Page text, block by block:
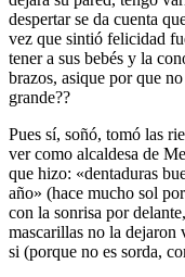
despertar se da cuenta
vez que sintió felicidad
tener a sus bebés y la
brazos, asique por que
grande??
Pues sí, soñó, tomó las
ver como alcaldesa de
que hizo: «dentaduras
año» (hace mucho sol
con la sonrisa por
mascarillas no la dejaron
si (porque no es sorda,